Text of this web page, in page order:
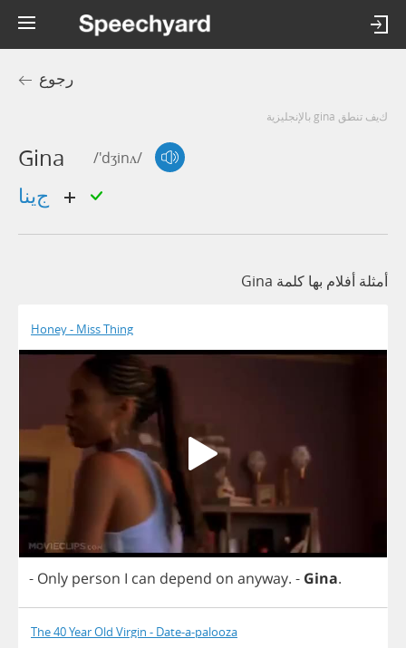
رجوع
كيف تنطق gina بالإنجليزية
Gina /'dʒinʌ/
أمثلة أفلام بها كلمة Gina
Honey - Miss Thing
- Only person I can depend on anyway. - Gina.
The 40 Year Old Virgin - Date-a-palooza